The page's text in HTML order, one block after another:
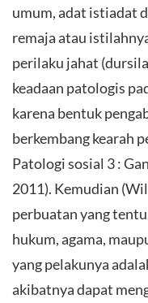
umum, adat istiadat
remaja atau
perilaku jahat
keadaan patologis
karena bentuk
berkembang kearah
Patologi sosial 3 :
2011). Kemudian
perbuatan yang
hukum, agama,
yang pelakunya
akibatnya dapat